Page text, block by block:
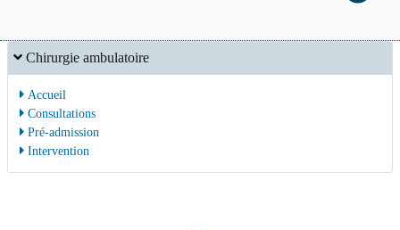
Chirurgie ambulatoire
Accueil
Consultations
Pré-admission
Intervention